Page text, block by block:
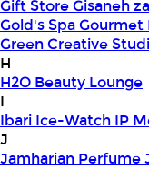
Gift StoreGisaneh
Gold's SpaGourmet
Green Creative
H
H2O Beauty Lounge
I
Ibari Ice-Watch IP
J
Jamharian Perfume